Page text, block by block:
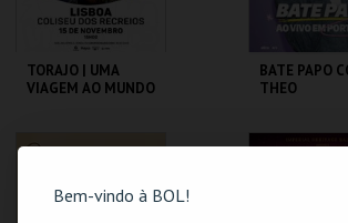
Bem-vindo à BOL!
TORAJO | UMA
VIAGEM AO MUNDO
COLISEU DE LISBOA
BATE PAPO
THEO
COLISEU DE